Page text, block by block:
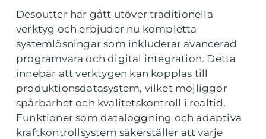
Desoutter har gått utöver traditionella
verktyg och erbjuder nu kompletta
systemlösningar som inkluderar avancerad
programvara och digital integration. Detta
innebär att verktygen kan kopplas till
produktionsdatasystem, vilket möjliggör
spårbarhet och kvalitetskontroll i realtid.
Funktioner som dataloggning och adaptiva
kraftkontrollsystem säkerställer att varje